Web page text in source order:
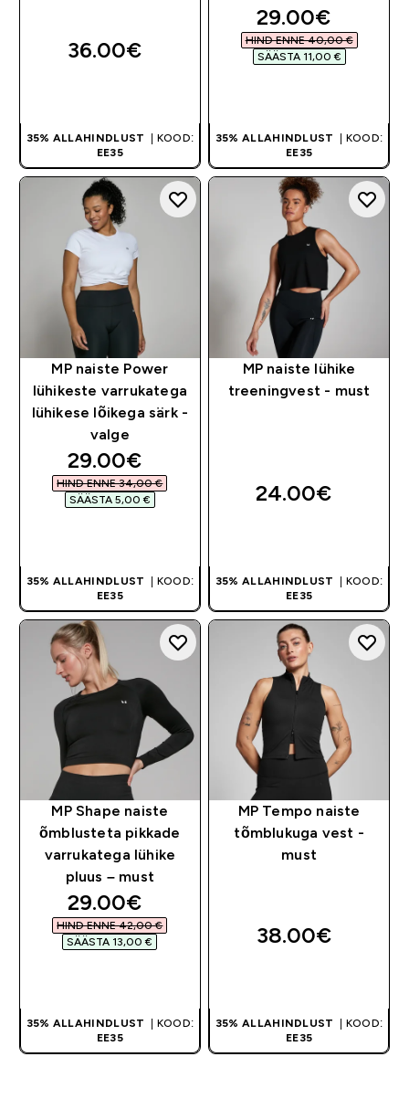
36.00€‎
35% ALLAHINDLUST
| KOOD:
EE35
discounted
29.00€‎
HIND ENNE 40,00 €‎
SÄÄSTA 11,00 €‎
35% ALLAHINDLUST
| KOOD:
EE35
MP naiste Power
lühikeste varrukatega
lühikese lõikega särk -
valge
discounted price
29.00€‎
HIND ENNE 34,00 €‎
SÄÄSTA 5,00 €‎
35% ALLAHINDLUST
| KOOD:
EE35
MP naiste lühike
treeningvest - must
24.00€‎
35% ALLAHINDLUST
| KOOD:
EE35
MP Shape naiste
õmblusteta pikkade
varrukatega lühike
pluus – must
discounted price
29.00€‎
HIND ENNE 42,00 €‎
SÄÄSTA 13,00 €‎
35% ALLAHINDLUST
| KOOD:
EE35
MP Tempo naiste
tõmblukuga vest -
must
38.00€‎
35% ALLAHINDLUST
| KOOD:
EE35